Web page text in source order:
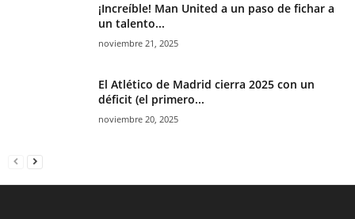
¡Increíble! Man United a un paso de fichar a
un talento...
noviembre 21, 2025
El Atlético de Madrid cierra 2025 con un
déficit (el primero...
noviembre 20, 2025